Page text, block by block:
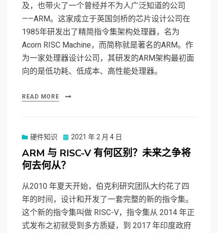
及，也带火了一个曾经并不为人广泛知道的公司
——ARM。这家成立于英国剑桥的芯片设计公司在
1985年研发出了精简指令集架构处理器，名为
Acorn RISC Machine，而简称就是著名的ARM。作
为一家处理器设计公司，其研发的ARM架构最初面
向的是低功耗、低成本、高性能处理器。
READ MORE
硬件知识
Posted
2021 年 2 月 4 日
ARM 与 RISC-V 有何区别？未来之争将
何去何从？
从2010 年夏天开始，伯克利研究团队大约花了四
年的时间，设计和开发了一套完整的新的指令集。
这个新的指令集叫做 RISC-V，指令集从 2014 年正
式发布之初就受到多方质疑，到 2017 年印度政府